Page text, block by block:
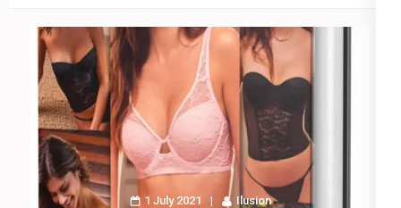
1 July 2021 Ilusion